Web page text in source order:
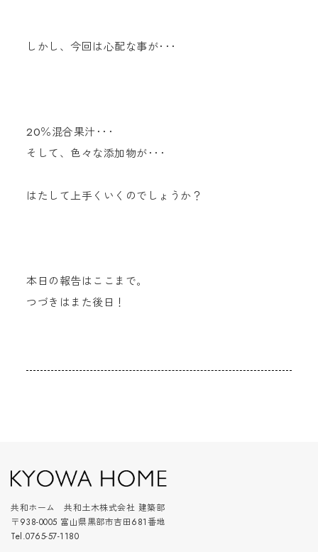
しかし、今回は心配な事が･･･
20％混合果汁･･･
そして、色々な添加物が･･･
はたして上手くいくのでしょうか？
本日の報告はここまで。
つづきはまた後日！
共和ホーム 共和土木株式会社 建築部
〒938-0005 富山県黒部市吉田681番地
Tel.0765-57-1180